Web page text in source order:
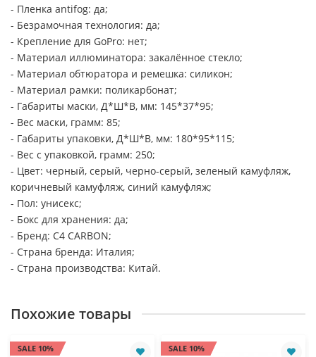
- Пленка antifog: да;
- Безрамочная технология: да;
- Крепление для GoPro: нет;
- Материал иллюминатора: закалённое стекло;
- Материал обтюратора и ремешка: силикон;
- Материал рамки: поликарбонат;
- Габариты маски, Д*Ш*В, мм: 145*37*95;
- Вес маски, грамм: 85;
- Габариты упаковки, Д*Ш*В, мм: 180*95*115;
- Вес с упаковкой, грамм: 250;
- Цвет: черный, серый, черно-серый, зеленый камуфляж,
коричневый камуфляж, синий камуфляж;
- Пол: унисекс;
- Бокс для хранения: да;
- Бренд: C4 CARBON;
- Страна бренда: Италия;
- Страна производства: Китай.
Похожие товары
SALE 10% SALE 10%